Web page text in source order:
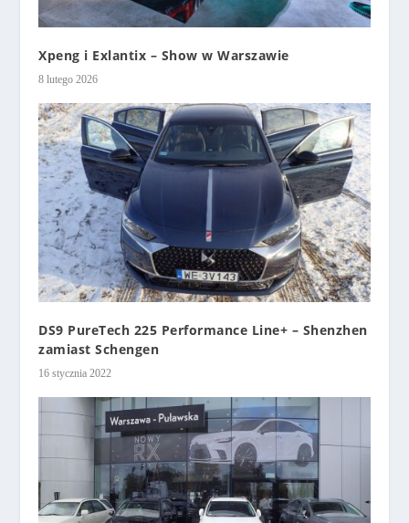
Xpeng i Exlantix – Show w Warszawie
8 lutego 2026
DS9 PureTech 225 Performance Line+ – Shenzhen
zamiast Schengen
16 stycznia 2022